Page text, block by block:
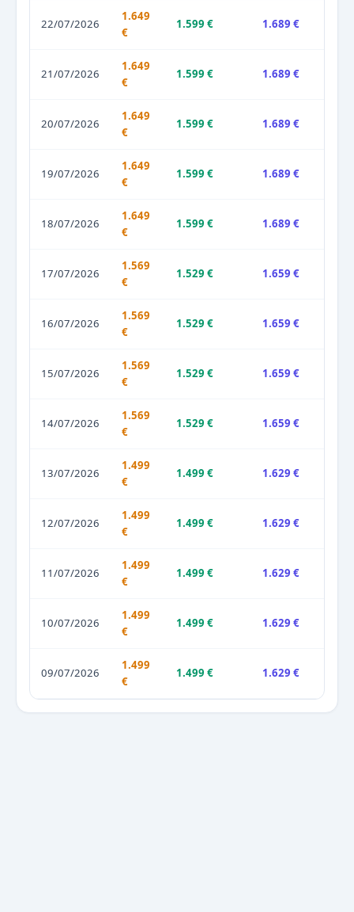
22/07/2026
1.649
€
1.599 € 1.689 €
21/07/2026
1.649
€
1.599 € 1.689 €
20/07/2026
1.649
€
1.599 € 1.689 €
19/07/2026
1.649
€
1.599 € 1.689 €
18/07/2026
1.649
€
1.599 € 1.689 €
17/07/2026
1.569
€
1.529 € 1.659 €
16/07/2026
1.569
€
1.529 € 1.659 €
15/07/2026
1.569
€
1.529 € 1.659 €
14/07/2026
1.569
€
1.529 € 1.659 €
13/07/2026
1.499
€
1.499 € 1.629 €
12/07/2026
1.499
€
1.499 € 1.629 €
11/07/2026
1.499
€
1.499 € 1.629 €
10/07/2026
1.499
€
1.499 € 1.629 €
09/07/2026
1.499
€
1.499 € 1.629 €